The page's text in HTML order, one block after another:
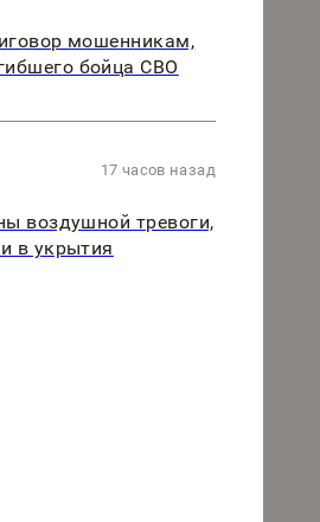
мошенникам,
бойца СВО
17 часов назад
воздушной тревоги,
в укрытия